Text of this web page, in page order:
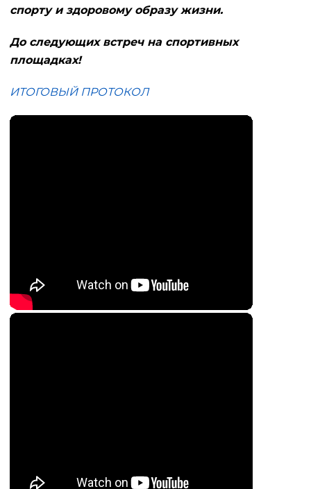
спорту и здоровому образу жизни.
До следующих встреч на спортивных
площадках!
ИТОГОВЫЙ ПРОТОКОЛ